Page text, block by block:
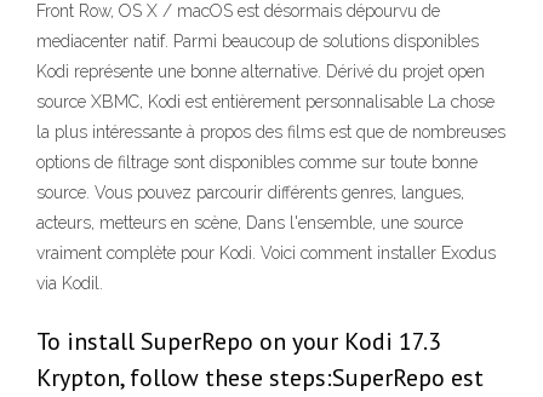
Front Row, OS X / macOS est désormais dépourvu de
mediacenter natif. Parmi beaucoup de solutions disponibles
Kodi représente une bonne alternative. Dérivé du projet open
source XBMC, Kodi est entièrement personnalisable La chose
la plus intéressante à propos des films est que de nombreuses
options de filtrage sont disponibles comme sur toute bonne
source. Vous pouvez parcourir différents genres, langues,
acteurs, metteurs en scène, Dans l'ensemble, une source
vraiment complète pour Kodi. Voici comment installer Exodus
via Kodil.
To install SuperRepo on your Kodi 17.3
Krypton, follow these steps:SuperRepo est